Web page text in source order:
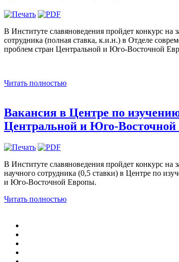
В Институте славяноведения пройдет конкурс на
сотрудника (полная ставка, к.и.н.) в Отделе
проблем стран Центральной и Юго-Восточной
Читать полностью
Вакансия в Центре по
Центральной и Юго-
В Институте славяноведения пройдет конкурс на
научного сотрудника (0,5 ставки) в Центре по
и Юго-Восточной Европы.
Читать полностью